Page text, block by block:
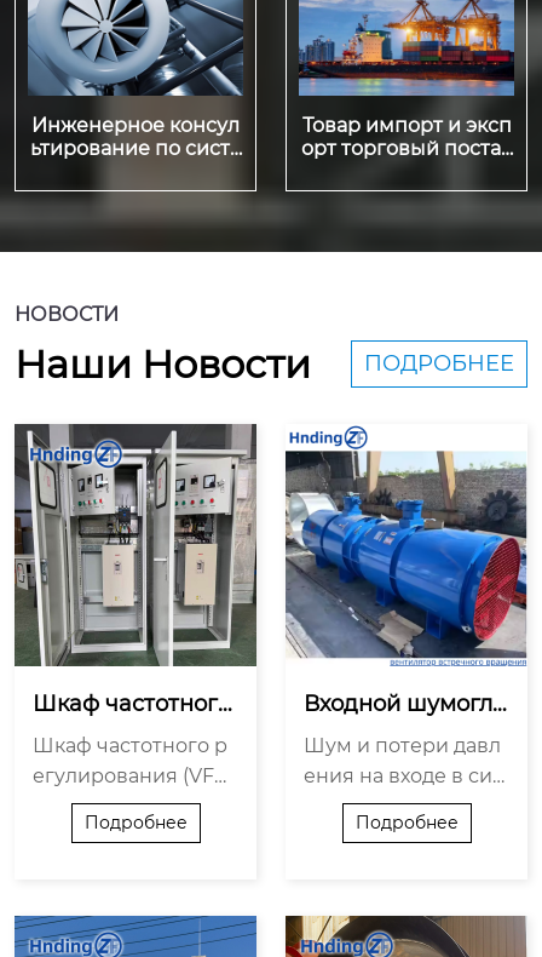
Инженерное консул
ьтирование по систе
оров, проектирован
ие
Товар импорт и эксп
орт торговый постав
НОВОСТИ
Наши Новости ПОДРОБНЕЕ
Шкаф частотного
регулирования
(ШЧР) для двух в
е...
Шкаф частотного р
егулирования (VFD
Control Cabinet) пре
дназначен для авто
Подробнее
Входной шумоглу
шитель и поворот
но-направляющи
й ...
Шум и потери давл
ения на входе в сис
тему — две ключев
ые проблемы, с кот
Подробнее